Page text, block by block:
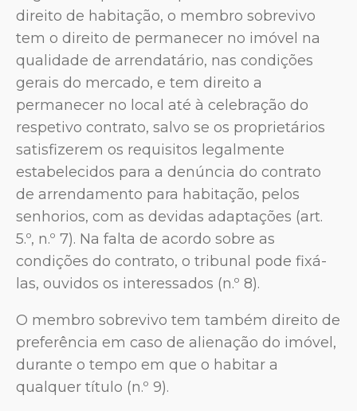
direito de habitação, o membro sobrevivo
tem o direito de permanecer no imóvel na
qualidade de arrendatário, nas condições
gerais do mercado, e tem direito a
permanecer no local até à celebração do
respetivo contrato, salvo se os proprietários
satisfizerem os requisitos legalmente
estabelecidos para a denúncia do contrato
de arrendamento para habitação, pelos
senhorios, com as devidas adaptações (art.
5.º, n.º 7). Na falta de acordo sobre as
condições do contrato, o tribunal pode fixá-
las, ouvidos os interessados (n.º 8).
O membro sobrevivo tem também direito de
preferência em caso de alienação do imóvel,
durante o tempo em que o habitar a
qualquer título (n.º 9).